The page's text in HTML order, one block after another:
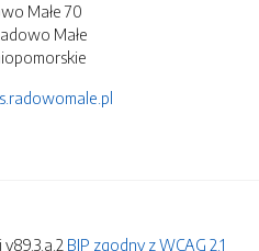
Małe 70
Małe
BIP zgodny z WCAG 2.1